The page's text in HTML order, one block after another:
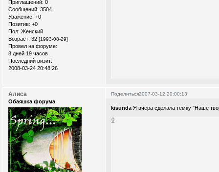
Приглашений: 0
Сообщений: 3504
Уважение: +0
Позитив: +0
Пол: Женский
Возраст: 32 [1993-08-29]
Провел на форуме:
8 дней 19 часов
Последний визит:
2008-03-24 20:48:26
Поделиться2007-03-12 20:00:13
Алиса
Обаяшка форума
kisundaЯ вчера сделала темку "Наше
0